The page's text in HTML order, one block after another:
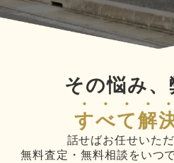
その悩み、
すべて解
話せばお任せいた
無料査定・無料相談をいつ